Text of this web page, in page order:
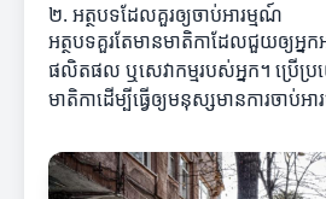
២. អត្ថបទដែលគួរឲ្យចាប់អារម្មណ៍
អត្ថបទគួរតែមានមាតិកាដែលជួយឲ្យអ្
ផលិតផល ឬសេវាកម្មរបស់អ្នក។ ប្រើប្រ
មាតិកាដើម្បីធ្វើឲ្យមនុស្សមានការចាប់អ